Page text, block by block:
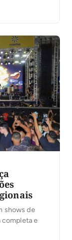
shows de
completa e